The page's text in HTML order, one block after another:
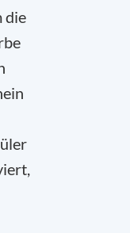
die